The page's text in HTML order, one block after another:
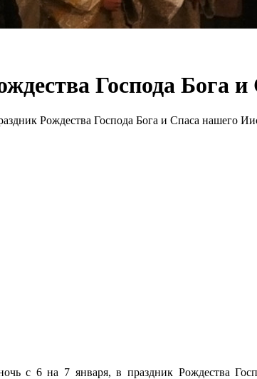
Господа Бога
Рождества Господа Бога и Спаса нашего
с 6 на 7 января, в праздник Рождества